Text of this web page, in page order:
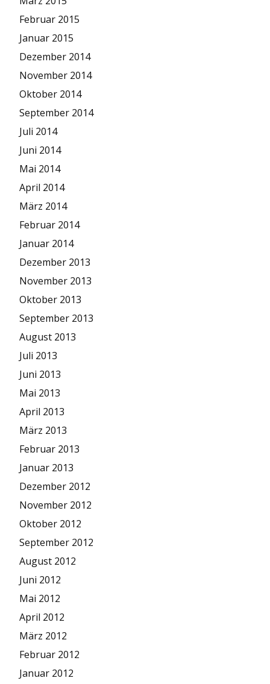
Februar 2015
Januar 2015
Dezember 2014
November 2014
Oktober 2014
September 2014
Juli 2014
Juni 2014
Mai 2014
April 2014
März 2014
Februar 2014
Januar 2014
Dezember 2013
November 2013
Oktober 2013
September 2013
August 2013
Juli 2013
Juni 2013
Mai 2013
April 2013
März 2013
Februar 2013
Januar 2013
Dezember 2012
November 2012
Oktober 2012
September 2012
August 2012
Juni 2012
Mai 2012
April 2012
März 2012
Februar 2012
Januar 2012